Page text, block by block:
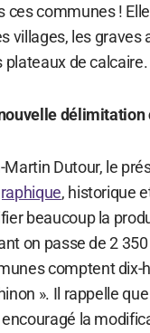
ces communes !
villages, les graves
plateaux de calcaire.
délimitation
Martin Dutour, le
, historique
beaucoup la
on passe de 2
comptent dix-
». Il rappelle
la